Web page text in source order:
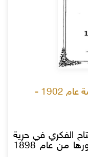
مجلة الضياء - مصر - السنة الخامسة عام 1902 -
الفكري في حرية
الرأي والرأي الاخر خلال مدة صدورها من عام 1898